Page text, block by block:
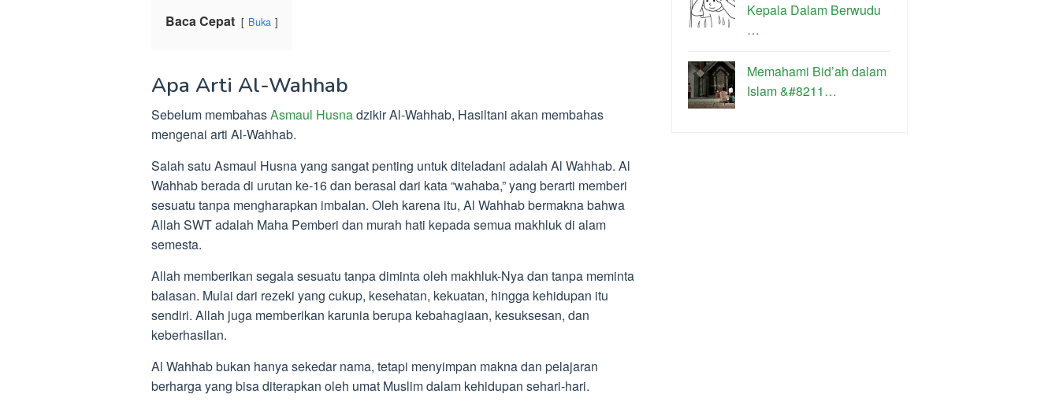
Baca Cepat Buka
Apa Arti Al-Wahhab
Sebelum membahasAsmaul Husnadzikir Al-Wahhab, Hasiltani akan membahas
mengenai arti Al-Wahhab.
Salah satu Asmaul Husna yang sangat penting untuk diteladani adalah Al Wahhab. Al
Wahhab berada di urutan ke-16 dan berasal dari kata “wahaba,” yang berarti memberi
sesuatu tanpa mengharapkan imbalan. Oleh karena itu, Al Wahhab bermakna bahwa
Allah SWT adalah Maha Pemberi dan murah hati kepada semua makhluk di alam
semesta.
Allah memberikan segala sesuatu tanpa diminta oleh makhluk-Nya dan tanpa meminta
balasan. Mulai dari rezeki yang cukup, kesehatan, kekuatan, hingga kehidupan itu
sendiri. Allah juga memberikan karunia berupa kebahagiaan, kesuksesan, dan
keberhasilan.
Al Wahhab bukan hanya sekedar nama, tetapi menyimpan makna dan pelajaran
berharga yang bisa diterapkan oleh umat Muslim dalam kehidupan sehari-hari.
Kepala Dalam Berwudu
…
Memahami Bid’ah dalam
Islam &#8211…